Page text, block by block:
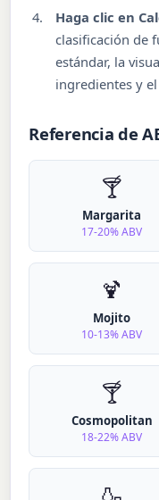
Haga clic en
clasificación de
estándar, la
ingredientes y
Referencia de
🍸
Margarita
17-20% ABV
🍹
Mojito
10-13% ABV
🍸
Cosmopolitan
18-22% ABV